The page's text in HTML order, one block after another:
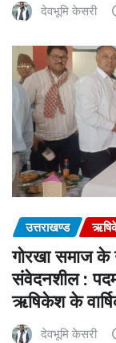
देवभूमि केसरी
उत्तराखण्ड
गोरखा समाज के
संवेदनशील :
ऋषिकेश के
देवभूमि केसरी